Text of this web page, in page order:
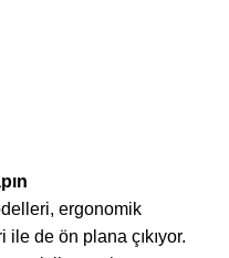
ergonomik
ile de ön plana çıkıyor.